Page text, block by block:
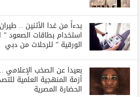
بدءاً من غدا الأثنين ..
استخدام بطاقات الصعود ”
الورقية ” للرحلات من دبي
بعيدا عن الصخب الإعلامي
أزمة المنهجية العلمية
الحضارة المصرية